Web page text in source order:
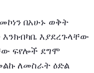
በአሁኑ ወቅት
እያደረጉላቸው
ፍየሎች ደግሞ
ለመስራት ዕድል